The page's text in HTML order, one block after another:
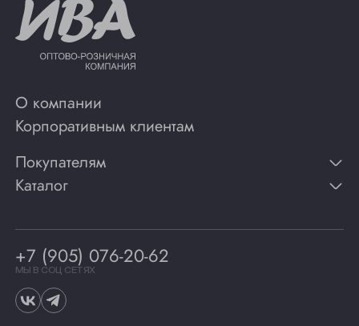
О компании
Корпоративным клиентам
Покупателям
Программа лояльности
Винотеки
Каталог
Игристые вина
Коньяк
Виски
Гастрономия
+7 (905) 076-20-62
МЫ В СОЦ СЕТЯХ